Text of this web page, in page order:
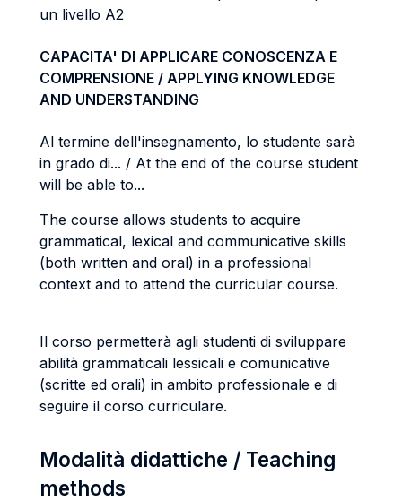
un livello A2
CAPACITA' DI APPLICARE CONOSCENZA E
COMPRENSIONE / APPLYING KNOWLEDGE
AND UNDERSTANDING
Al termine dell'insegnamento, lo studente sarà
in grado di... / At the end of the course student
will be able to...
The course allows students to acquire
grammatical, lexical and communicative skills
(both written and oral) in a professional
context and to attend the curricular course.
Il corso permetterà agli studenti di sviluppare
abilità grammaticali lessicali e comunicative
(scritte ed orali) in ambito professionale e di
seguire il corso curriculare.
Modalità didattiche / Teaching
methods